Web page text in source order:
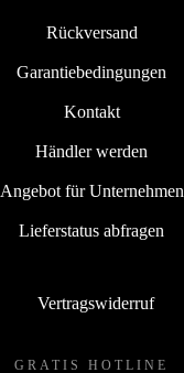
Rückversand
Garantiebedingungen
Kontakt
Händler werden
Angebot für Unternehmen
Lieferstatus abfragen
Vertragswiderruf
GRATIS HOTLINE